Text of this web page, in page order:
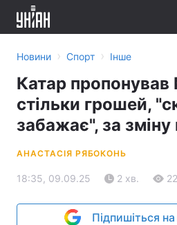
Новини › Спорт › Інше
Катар пропонував
стільки грошей,
забажає", за зміну
АНАСТАСІЯ РЯБОКОНЬ
18:35, 09.09.25 2 хв.
Підпишіться